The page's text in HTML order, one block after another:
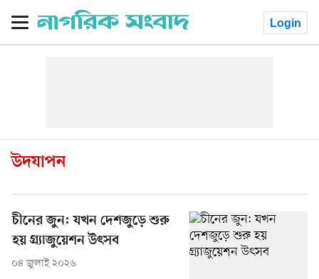
Login
উদযাপন
চীনের জুন: যখন দেশজুড়ে শুরু
হয় গ্র্যাজুয়েশন উৎসব
০৪ জুলাই ২০২৬